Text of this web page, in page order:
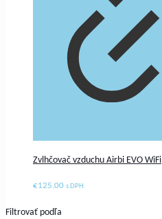
Zvlhčovač vzduchu Airbi EVO WiFi
€125.00 s DPH
Filtrovať podľa